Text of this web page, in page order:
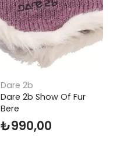
Dare 2b
Dare 2b Show Of Fur
Bere
₺990,00